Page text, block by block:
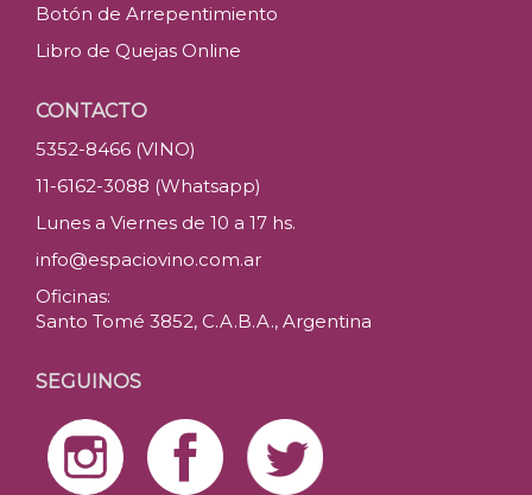
Botón de Arrepentimiento
Libro de Quejas Online
CONTACTO
5352-8466 (VINO)
11-6162-3088 (Whatsapp)
Lunes a Viernes de 10 a 17 hs.
info@espaciovino.com.ar
Oficinas:
Santo Tomé 3852, C.A.B.A., Argentina
SEGUINOS